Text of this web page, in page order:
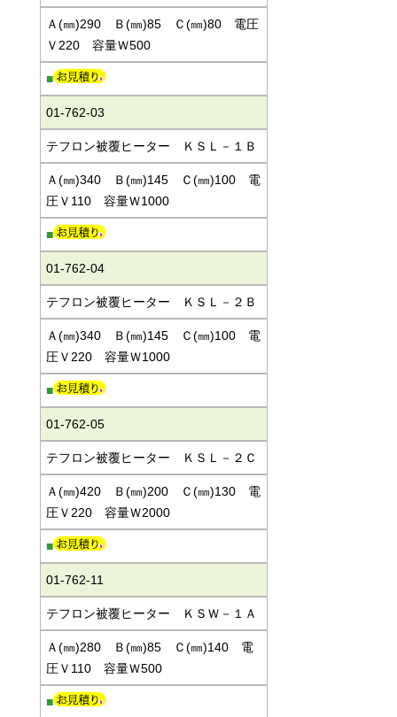
Ａ(㎜)290 Ｂ(㎜)85 Ｃ(㎜)80 電圧
Ｖ220 容量Ｗ500
■
01-762-03
テフロン被覆ヒーター ＫＳＬ－１Ｂ
Ａ(㎜)340 Ｂ(㎜)145 Ｃ(㎜)100 電
圧Ｖ110 容量Ｗ1000
■
01-762-04
テフロン被覆ヒーター ＫＳＬ－２Ｂ
Ａ(㎜)340 Ｂ(㎜)145 Ｃ(㎜)100 電
圧Ｖ220 容量Ｗ1000
■
01-762-05
テフロン被覆ヒーター ＫＳＬ－２Ｃ
Ａ(㎜)420 Ｂ(㎜)200 Ｃ(㎜)130 電
圧Ｖ220 容量Ｗ2000
■
01-762-11
テフロン被覆ヒーター ＫＳＷ－１Ａ
Ａ(㎜)280 Ｂ(㎜)85 Ｃ(㎜)140 電
圧Ｖ110 容量Ｗ500
■